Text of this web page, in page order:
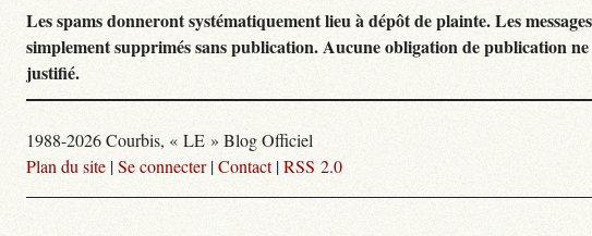
Les spams donneront systématiquement lieu à dépôt de plainte. Les
simplement supprimés sans publication. Aucune obligation de publication
justifié.
1988-2026 Courbis, « LE » Blog Officiel
Plan du site |Se connecter|Contact|RSS 2.0